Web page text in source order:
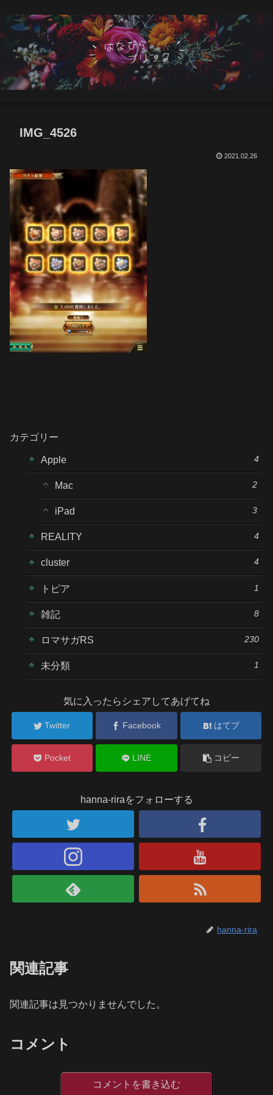
IMG_4526
2021.02.26
カテゴリー
Apple 4
Mac 2
iPad 3
REALITY 4
cluster 4
トピア 1
雑記 8
ロマサガRS 230
未分類 1
気に入ったらシェアしてあげてね
Twitter Facebook はてブ
Pocket LINE コピー
hanna-riraをフォローする
hanna-rira
関連記事
関連記事は見つかりませんでした。
コメント
コメントを書き込む